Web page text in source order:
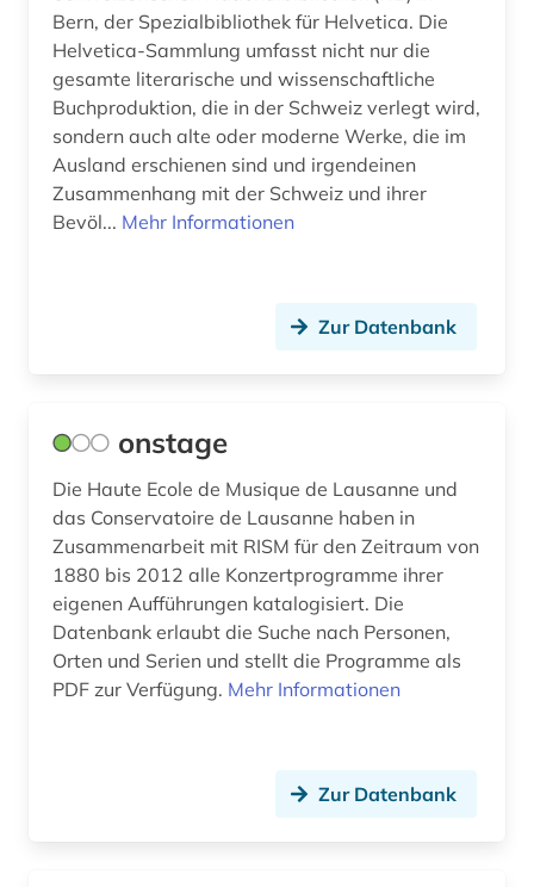
frauengeschichte (1)
galerie (1)
galloromanistik (6)
gender studies (1)
gesamtausgabe (1)
geschichte (16)
geschichte 1500-1820 (1)
geschichte 1815-1945 (1)
geschichte 1945- (1)
geschichte anfänge-1750 (1)
Bern, der Spezialbibliothek für Helvetica. Die
Helvetica-Sammlung umfasst nicht nur die
gesamte literarische und wissenschaftliche
Buchproduktion, die in der Schweiz verlegt wird,
sondern auch alte oder moderne Werke, die im
Ausland erschienen sind und irgendeinen
Zusammenhang mit der Schweiz und ihrer
Bevöl... Mehr Informationen
Zur Datenbank
onstage
Die Haute Ecole de Musique de Lausanne und
das Conservatoire de Lausanne haben in
Zusammenarbeit mit RISM für den Zeitraum von
1880 bis 2012 alle Konzertprogramme ihrer
eigenen Aufführungen katalogisiert. Die
Datenbank erlaubt die Suche nach Personen,
Orten und Serien und stellt die Programme als
PDF zur Verfügung. Mehr Informationen
Zur Datenbank